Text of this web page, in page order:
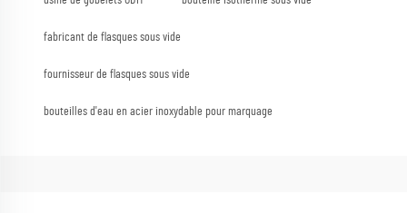
fabricant de flasques sous vide
fournisseur de flasques sous vide
bouteilles d'eau en acier inoxydable pour marquage